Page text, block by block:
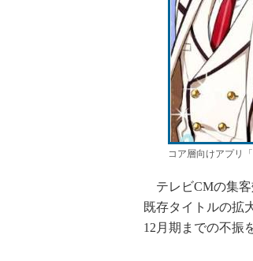
コア層向けアプリ
テレビCMの集客
既存タイトルの拡
12月期までの不振